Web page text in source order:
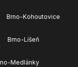
Brno-Kohoutovice
Brno-Líšeň
Medlánky